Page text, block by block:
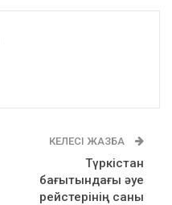
КЕЛЕСІ ЖАЗБА
Түркістан
бағытындағы әуе
рейстерінің саны